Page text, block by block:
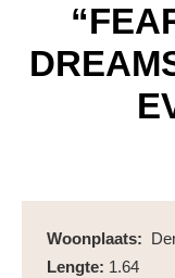
Woonplaats:
Lengte: 1.64